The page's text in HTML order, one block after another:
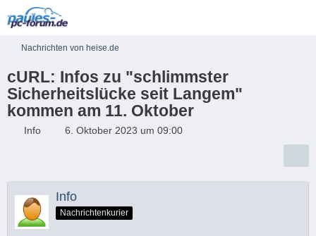
Nachrichten von heise.de
cURL: Infos zu "schlimmster
Sicherheitslücke seit Langem"
kommen am 11. Oktober
Info 6. Oktober 2023 um 09:00
Info
Nachrichtenkurier